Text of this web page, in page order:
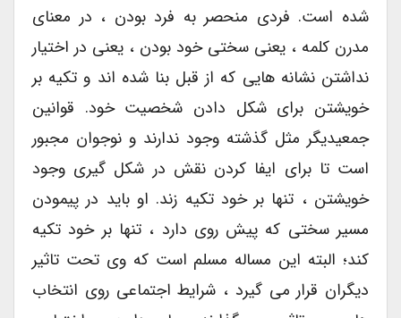
شده است. فردی منحصر به فرد بودن ، در معنای
مدرن کلمه ، یعنی سختی خود بودن ، یعنی در اختیار
نداشتن نشانه هایی که از قبل بنا شده اند و تکیه بر
خویشتن برای شکل دادن شخصیت خود. قوانین
جمعیدیگر مثل گذشته وجود ندارند و نوجوان مجبور
است تا برای ایفا کردن نقش در شکل گیری وجود
خویشتن ، تنها بر خود تکیه زند. او باید در پیمودن
مسیر سختی که پیش روی دارد ، تنها بر خود تکیه
کند؛ البته این مساله مسلم است که وی تحت تاثیر
دیگران قرار می گیرد ، شرایط اجتماعی روی انتخاب